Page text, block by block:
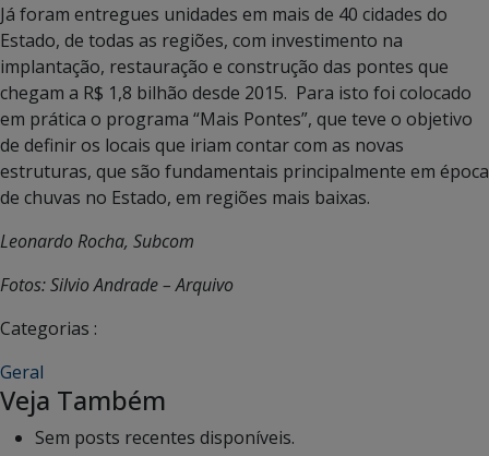
Já foram entregues unidades em mais de 40 cidades do
Estado, de todas as regiões, com investimento na
implantação, restauração e construção das pontes que
chegam a R$ 1,8 bilhão desde 2015. Para isto foi colocado
em prática o programa “Mais Pontes”, que teve o objetivo
de definir os locais que iriam contar com as novas
estruturas, que são fundamentais principalmente em época
de chuvas no Estado, em regiões mais baixas.
Leonardo Rocha, Subcom
Fotos: Silvio Andrade – Arquivo
Categorias :
Geral
Veja Também
Sem posts recentes disponíveis.